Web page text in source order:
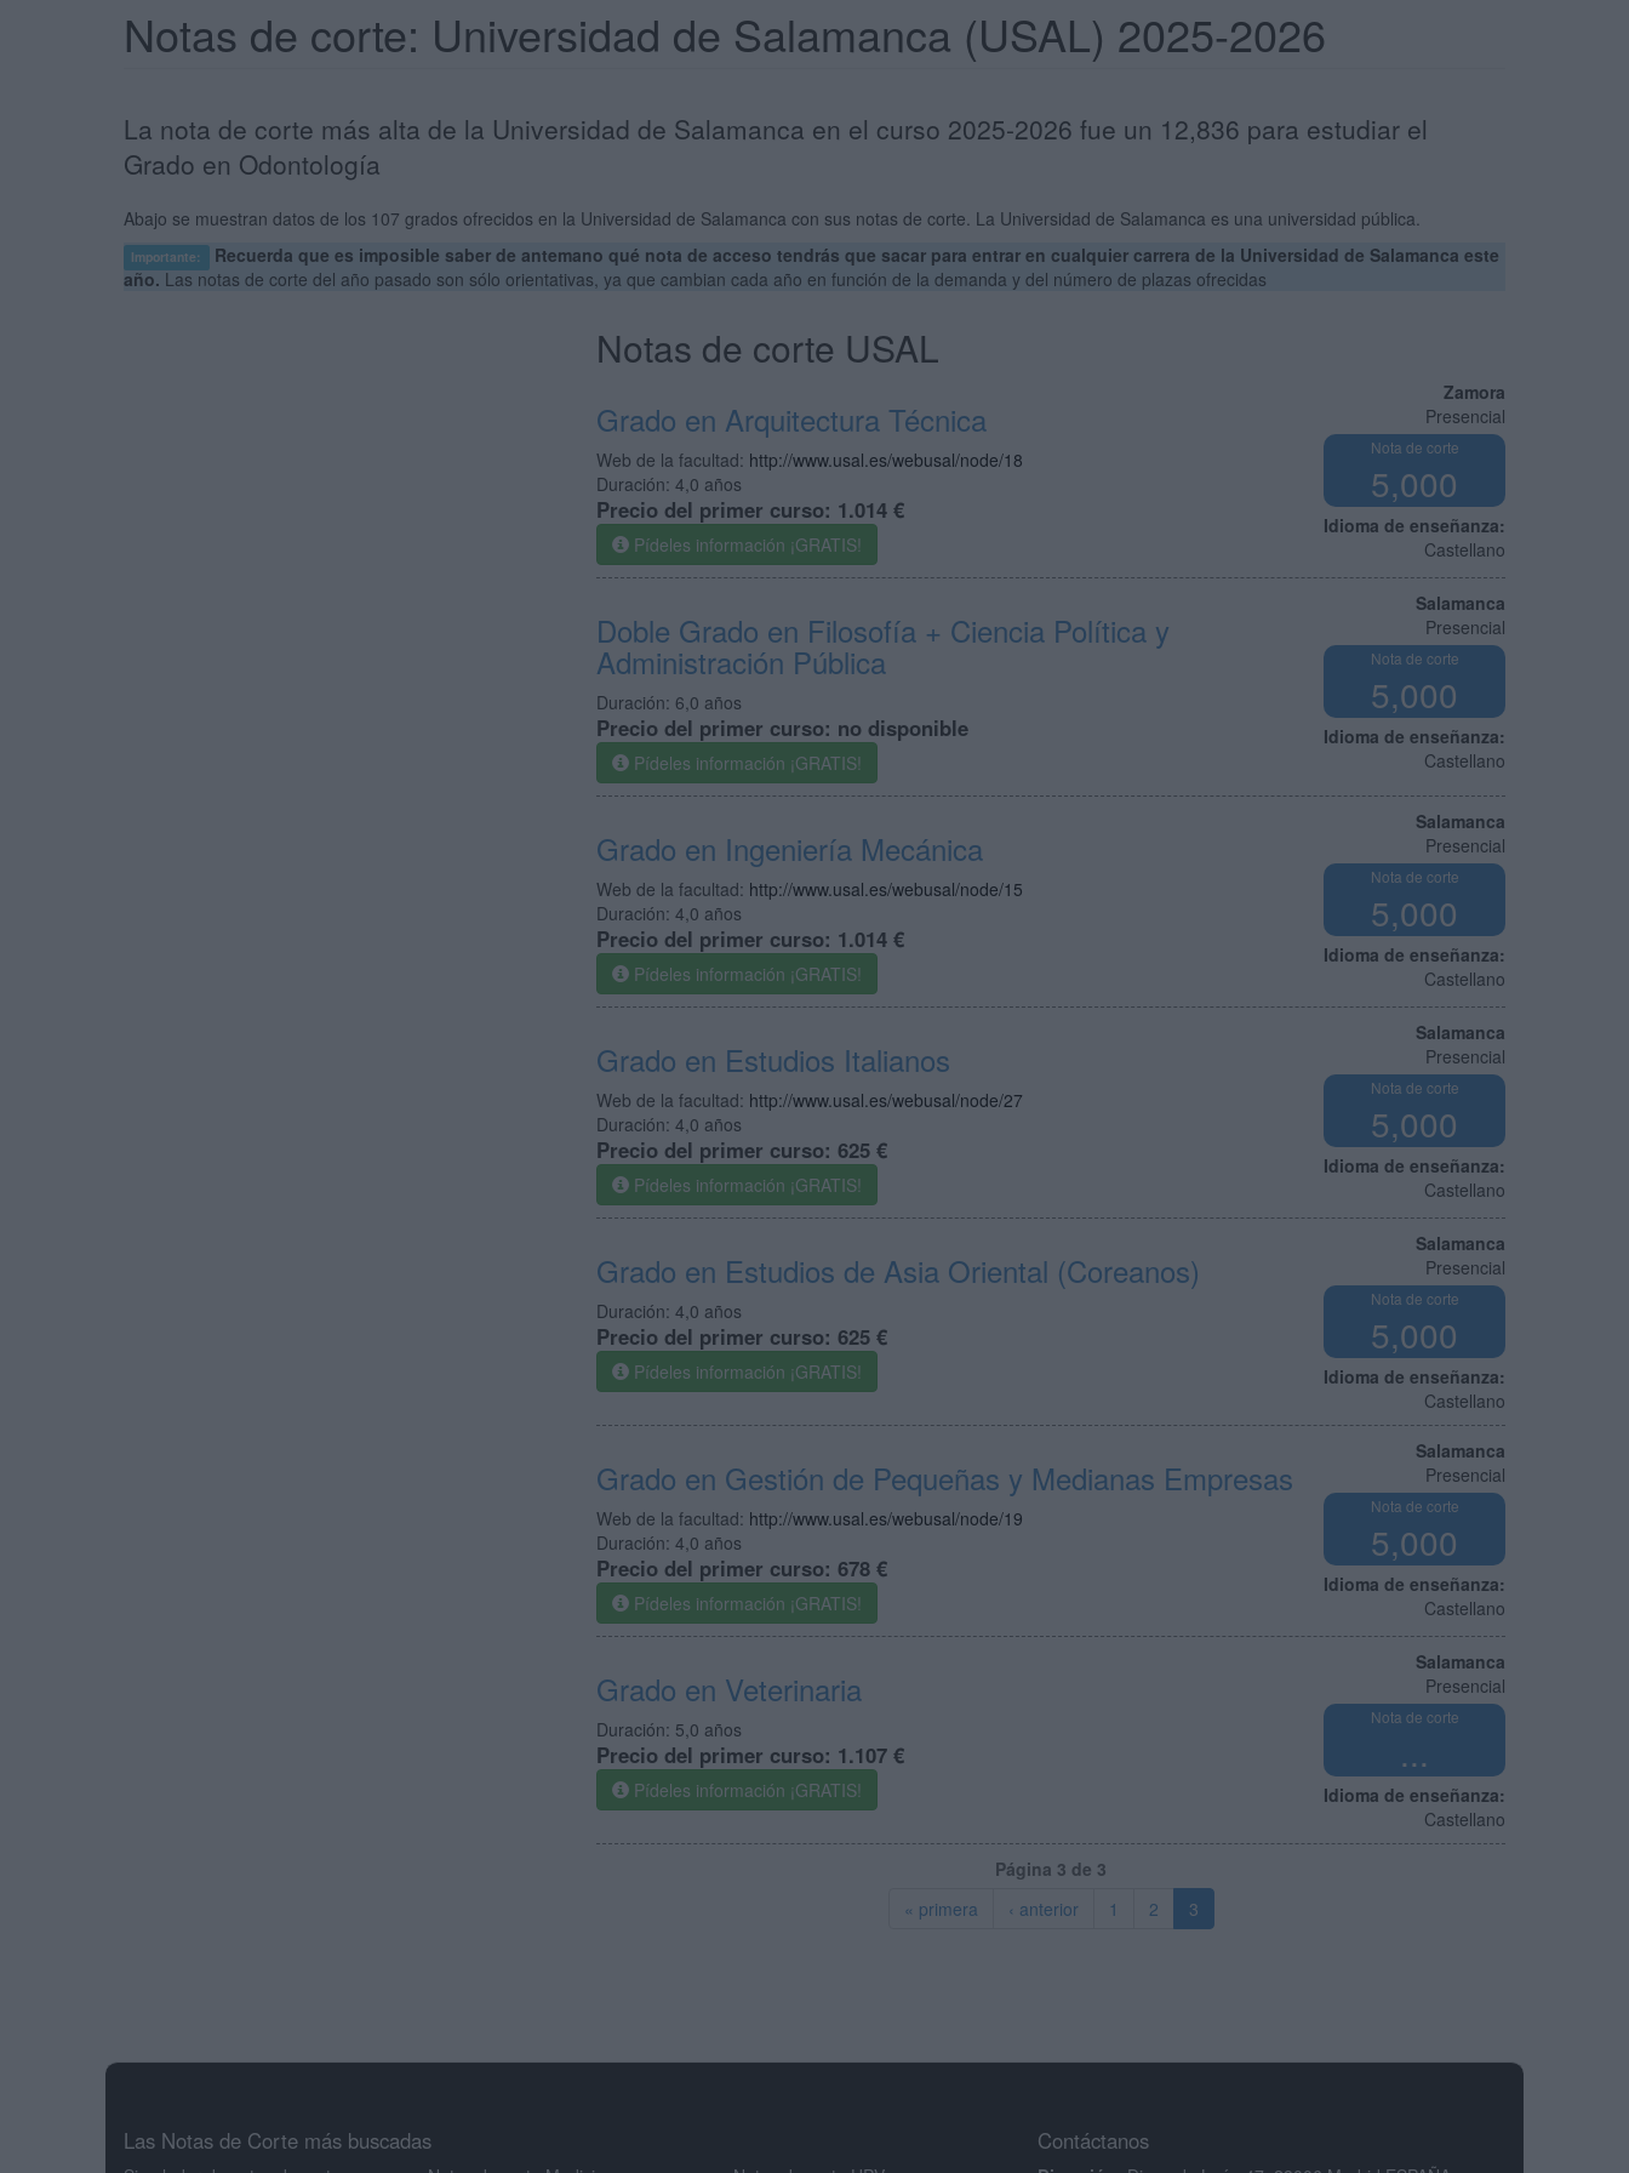
Notas de corte: Universidad de Salamanca (USAL) 2025-2026
La nota de corte más alta de la Universidad de Salamanca en el curso 2025-2026 fue un 12,836 para estudiar el
Grado en Odontología
Abajo se muestran datos de los 107 grados ofrecidos en la Universidad de Salamanca con sus notas de corte. La Universidad de Salamanca es una universidad pública.
Importante:
Recuerda que es imposible saber de antemano qué nota de acceso tendrás que sacar para entrar en cualquier carrera de la Universidad de Salamanca este
año. Las notas de corte del año pasado son sólo orientativas, ya que cambian cada año en función de la demanda y del número de plazas ofrecidas
Notas de corte USAL
Zamora
Presencial
Nota de corte
5,000
Idioma de enseñanza:
Castellano
Grado en Arquitectura Técnica
Web de la facultad: http://www.usal.es/webusal/node/18
Duración: 4,0 años
Precio del primer curso: 1.014 €
Pídeles información ¡GRATIS!
Salamanca
Presencial
Nota de corte
5,000
Idioma de enseñanza:
Castellano
Doble Grado en Filosofía + Ciencia Política y
Administración Pública
Duración: 6,0 años
Precio del primer curso: no disponible
Pídeles información ¡GRATIS!
Salamanca
Presencial
Nota de corte
5,000
Idioma de enseñanza:
Castellano
Grado en Ingeniería Mecánica
Web de la facultad: http://www.usal.es/webusal/node/15
Duración: 4,0 años
Precio del primer curso: 1.014 €
Pídeles información ¡GRATIS!
Salamanca
Presencial
Nota de corte
5,000
Idioma de enseñanza:
Castellano
Grado en Estudios Italianos
Web de la facultad: http://www.usal.es/webusal/node/27
Duración: 4,0 años
Precio del primer curso: 625 €
Pídeles información ¡GRATIS!
Salamanca
Presencial
Nota de corte
5,000
Idioma de enseñanza:
Castellano
Grado en Estudios de Asia Oriental (Coreanos)
Duración: 4,0 años
Precio del primer curso: 625 €
Pídeles información ¡GRATIS!
Salamanca
Presencial
Nota de corte
5,000
Idioma de enseñanza:
Castellano
Grado en Gestión de Pequeñas y Medianas Empresas
Web de la facultad: http://www.usal.es/webusal/node/19
Duración: 4,0 años
Precio del primer curso: 678 €
Pídeles información ¡GRATIS!
Salamanca
Presencial
Nota de corte
...
Idioma de enseñanza:
Castellano
Grado en Veterinaria
Duración: 5,0 años
Precio del primer curso: 1.107 €
Pídeles información ¡GRATIS!
Página 3 de 3
« primera
‹ anterior 1 2 3
Las Notas de Corte más buscadas Contáctanos